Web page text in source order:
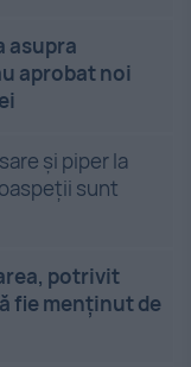
asupra
aprobat noi
și piper la
sunt
potrivit
fie menținut de